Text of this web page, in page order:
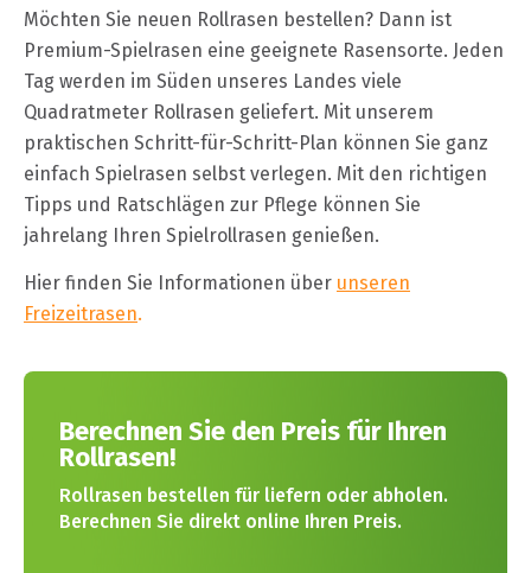
Möchten Sie neuen Rollrasen bestellen? Dann ist
Premium-Spielrasen eine geeignete Rasensorte. Jeden
Tag werden im Süden unseres Landes viele
Quadratmeter Rollrasen geliefert. Mit unserem
praktischen Schritt-für-Schritt-Plan können Sie ganz
einfach Spielrasen selbst verlegen. Mit den richtigen
Tipps und Ratschlägen zur Pflege können Sie
jahrelang Ihren Spielrollrasen genießen.
Hier finden Sie Informationen über unseren
Freizeitrasen.
Berechnen Sie den Preis für Ihren
Rollrasen!
Rollrasen bestellen für liefern oder abholen.
Berechnen Sie direkt online Ihren Preis.